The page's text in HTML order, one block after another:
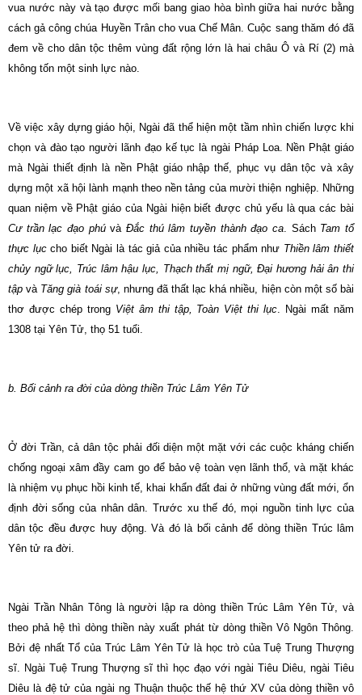
vua nước này và tạo được mối bang giao hòa bình giữa hai nước bằng
cách gả công chúa Huyền Trân cho vua Chế Mân. Cuộc sang thăm đó đã
đem về cho dân tộc thêm vùng đất rộng lớn là hai châu Ô và Rí (2) mà
không tốn một sinh lực nào.
Về việc xây dựng giáo hội, Ngài đã thể hiện một tầm nhìn chiến lược khi
chọn và đào tạo người lãnh đạo kế tục là ngài Pháp Loa. Nền Phật giáo
mà Ngài thiết định là nền Phật giáo nhập thế, phục vụ dân tộc và xây
dựng một xã hội lành mạnh theo nền tảng của mười thiện nghiệp. Những
quan niệm về Phật giáo của Ngài hiện biết được chủ yếu là qua các bài
Cư trần lạc đạo phúvàÐắc thú lâm tuyền thành đạo ca. Sách Tam tổ
thực lụccho biết Ngài là tác giả của nhiều tác phẩm như Thiền lâm thiết
chủy ngữ lục, Trúc lâm hậu lục, Thạch thất mị ngữ, Ðại hương hải ân thi
tập và Tăng già toái sự, nhưng đã thất lạc khá nhiều, hiện còn một số bài
thơ được chép trong Việt âm thi tập, Toàn Việt thi lục. Ngài mất năm
1308 tại Yên Tử, thọ 51 tuổi.
b. Bối cảnh ra đời của dòng thiền Trúc Lâm Yên Tử
Ở đời Trần, cả dân tộc phải đối diện một mặt với các cuộc kháng chiến
chống ngoại xâm đầy cam go để bảo vệ toàn vẹn lãnh thổ, và mặt khác
là nhiệm vụ phục hồi kinh tế, khai khẩn đất đai ở những vùng đất mới, ổn
định đời sống của nhân dân. Trước xu thế đó, mọi nguồn tinh lực của
dân tộc đều được huy động. Và đó là bối cảnh để dòng thiền Trúc lâm
Yên tử ra đời.
Ngài Trần Nhân Tông là người lập ra dòng thiền Trúc Lâm Yên Tử, và
theo phả hệ thì dòng thiền này xuất phát từ dòng thiền Vô Ngôn Thông.
Bởi đệ nhất Tổ của Trúc Lâm Yên Tử là học trò của Tuệ Trung Thượng
sĩ. Ngài Tuệ Trung Thượng sĩ thì học đạo với ngài Tiêu Diêu, ngài Tiêu
Diêu là đệ tử của ngài ng Thuận thuộc thế hệ thứ XV của dòng thiền vô